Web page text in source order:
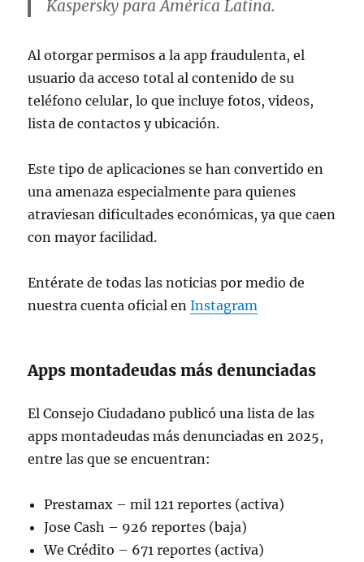
Kaspersky para América Latina.
Al otorgar permisos a la app fraudulenta, el
usuario da acceso total al contenido de su
teléfono celular, lo que incluye fotos, videos,
lista de contactos y ubicación.
Este tipo de aplicaciones se han convertido en
una amenaza especialmente para quienes
atraviesan dificultades económicas, ya que caen
con mayor facilidad.
Entérate de todas las noticias por medio de
nuestra cuenta oficial enInstagram
Apps montadeudas más denunciadas
El Consejo Ciudadano publicó una lista de las
apps montadeudas más denunciadas en 2025,
entre las que se encuentran:
Prestamax – mil 121 reportes (activa)
Jose Cash – 926 reportes (baja)
We Crédito – 671 reportes (activa)